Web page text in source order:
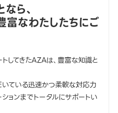
ら、
富なわたしたちにご
してきたAZAは、豊富な知識と
ている迅速かつ柔軟な対応力
ョンまでトータルにサポートい